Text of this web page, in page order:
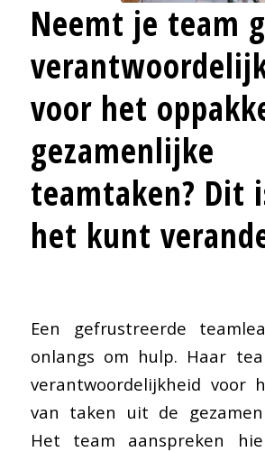
Neemt je team
voor het
gezamenlijke
teamtaken? Dit
het kunt
Een gefrustreerde
onlangs om hulp. Haar
verantwoordelijkheid voor
van taken uit de
Het team aanspreken